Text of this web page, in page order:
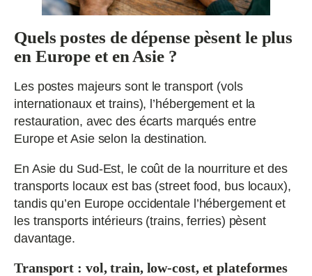
Quels postes de dépense pèsent le plus
en Europe et en Asie ?
Les postes majeurs sont le transport (vols
internationaux et trains), l’hébergement et la
restauration, avec des écarts marqués entre
Europe et Asie selon la destination.
En Asie du Sud-Est, le coût de la nourriture et des
transports locaux est bas (street food, bus locaux),
tandis qu’en Europe occidentale l’hébergement et
les transports intérieurs (trains, ferries) pèsent
davantage.
Transport : vol, train, low-cost, et plateformes